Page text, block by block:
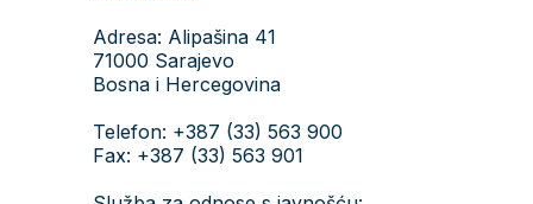
Adresa: Alipašina 41
71000 Sarajevo
Bosna i Hercegovina
Telefon: +387 (33) 563 900
Fax: +387 (33) 563 901